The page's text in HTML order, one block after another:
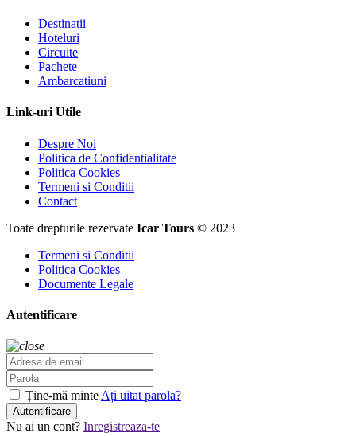
Destinatii
Hoteluri
Circuite
Pachete
Ambarcatiuni
Link-uri Utile
Despre Noi
Politica de Confidentialitate
Politica Cookies
Termeni si Conditii
Contact
Toate drepturile rezervate Icar Tours © 2023
Termeni si Conditii
Politica Cookies
Documente Legale
Autentificare
Ține-mă minte Ați uitat parola?
Autentificare
Nu ai un cont? Inregistreaza-te